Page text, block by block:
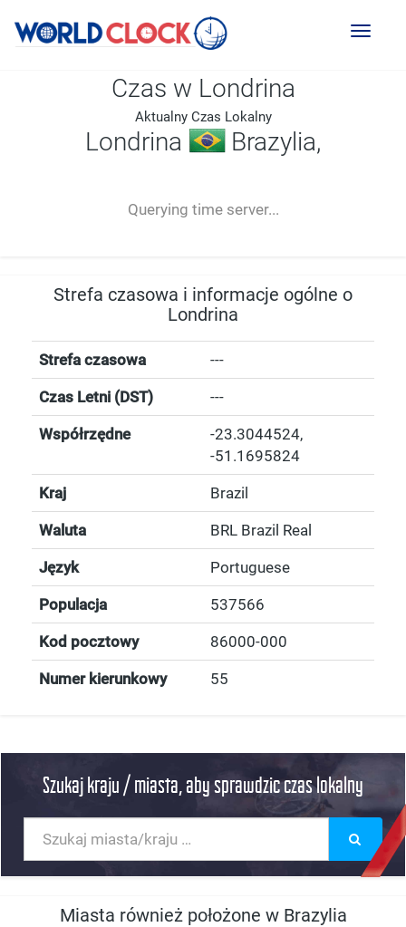
Toggle
Czas w Londrina
Aktualny Czas Lokalny
Londrina Brazylia,
Querying time server...
-- ---- ----
Strefa czasowa i informacje ogólne o
Londrina
Strefa czasowa ---
Czas Letni (DST) ---
Współrzędne -23.3044524,
-51.1695824
Kraj Brazil
Waluta BRL Brazil Real
Język Portuguese
Populacja 537566
Kod pocztowy 86000-000
Numer kierunkowy 55
Szukaj kraju / miasta, aby sprawdzic czas lokalny
Miasta również położone w Brazylia